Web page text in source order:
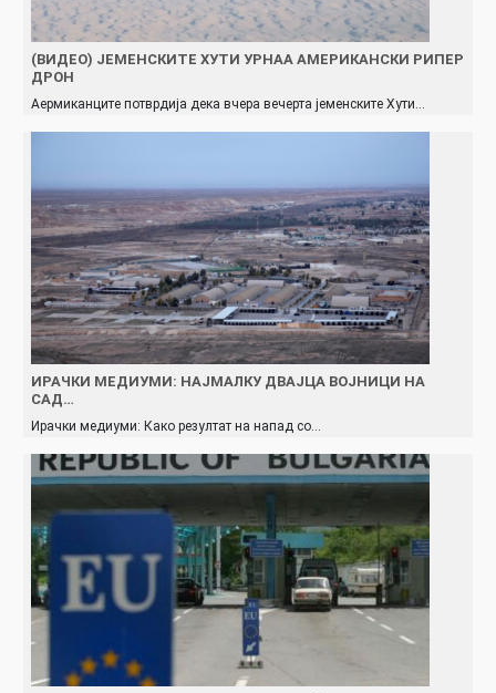
(ВИДЕО) ЈЕМЕНСКИТЕ ХУТИ УРНАА АМЕРИКАНСКИ РИПЕР
ДРОН
Аермиканците потврдија дека вчера вечерта јеменските Хути…
ИРАЧКИ МЕДИУМИ: НАЈМАЛКУ ДВАЈЦА ВОЈНИЦИ НА
САД…
Ирачки медиуми: Како резултат на напад со…